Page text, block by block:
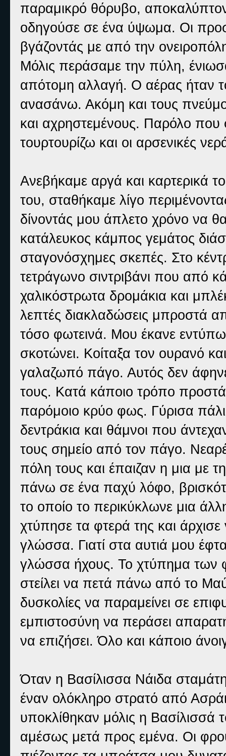
παραμικρό θόρυβο,
οδηγούσε σε ένα ύψωμα. Οι
βγάζοντάς με από την
Μόλις περάσαμε την πύλη,
απότομη αλλαγή. Ο αέρας ήταν
ανασάνω. Ακόμη και τους
και αχρηστεμένους. Παρόλο
τουρτουρίζω και οι αρσενικές
Ανεβήκαμε αργά και καρτερικά
του, σταθήκαμε λίγο
δίνοντάς μου άπλετο χρόνο να
κατάλευκος κάμπος γεμάτος
σταγονόσχημες σκεπές. Στο
τετράγωνο σιντριβάνι που από
χαλικόστρωτα δρομάκια και
λεπτές διακλαδώσεις μπροστά
τόσο φωτεινά. Μου έκανε
σκοτώνει. Κοίταξα τον ουρανό
γαλαζωπό πάγο. Αυτός δεν
τους. Κατά κάποιο τρόπο
παρόμοιο κρύο φως. Γύρισα
δεντράκια και θάμνοι που
τους σημείο από τον πάγο.
πόλη τους και έπαιζαν η μια με
πάνω σε ένα παχύ λόφο,
το οποίο το περικύκλωνε μια
χτύπησε τα φτερά της και
γλώσσα. Γιατί στα αυτιά μου
γλώσσα ήχους. Το χτύπημα των
στείλει να πετά πάνω από το
δυσκολίες να παραμείνει σε
εμπιστοσύνη να περάσει
να επιζήσει. Όλο και κάποιο
Όταν η Βασίλισσα Νάιδα
έναν ολόκληρο στρατό από
υποκλίθηκαν μόλις η Βασίλισσά
αμέσως μετά προς εμένα. Οι